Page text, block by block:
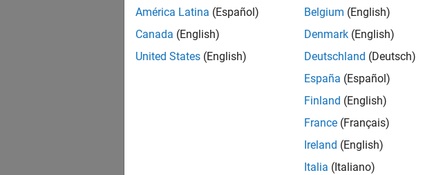
América Latina (Español)
Canada (English)
United States (English)
Belgium (English)
Denmark (English)
Deutschland (Deutsch)
España (Español)
Finland (English)
France (Français)
Ireland (English)
Italia (Italiano)